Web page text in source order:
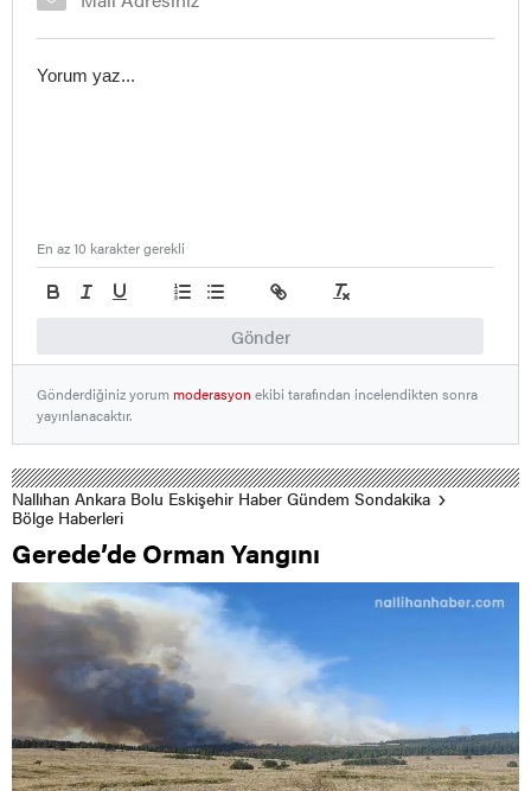
Gönder
En az 10 karakter gerekli
Gönderdiğiniz yorummoderasyon ekibi tarafından incelendikten sonra
yayınlanacaktır.
Nallıhan Ankara Bolu Eskişehir Haber Gündem Sondakika
Bölge Haberleri
Gerede’de Orman Yangını